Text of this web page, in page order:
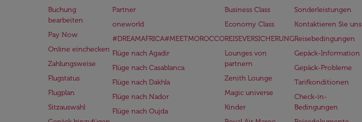
Buchung
bearbeiten
Pay Now
Online einchecken
Zahlungsweise
Flugstatus
Flugplan
Sitzauswahl
Partner
oneworld
#DREAMAFRICA#MEETMOROCCO
Flüge nach Agadir
Flüge nach Casablanca
Flüge nach Dakhla
Flüge nach Nador
Flüge nach Oujda
Business Class
Economy Class
REISEVERSICHERUNG
Lounges von
partnern
Zenith Lounge
Magic universe
Kinder
Sonderleistungen
Kontaktieren Sie uns
Reisebedingungen
Gepäck-Information
Gepäck-Probleme
Tarifkonditionen
Check-in-
Bedingungen